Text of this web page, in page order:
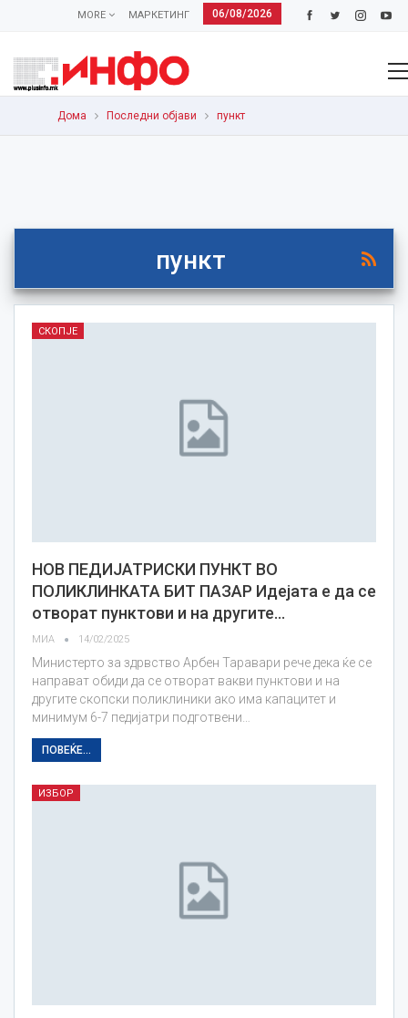
06/08/2026
МАРКЕТИНГ
MORE
Дома Последни објави пункт
пункт
СКОПЈЕ
НОВ ПЕДИЈАТРИСКИ ПУНКТ ВО
ПОЛИКЛИНКАТА БИТ ПАЗАР Идејата е да се
отворат пунктови и на другите…
МИА 14/02/2025
Министерто за здрвство Арбен Таравари рече дека ќе се
направат обиди да се отворат вакви пунктови и на
другите скопски поликлиники ако има капацитет и
минимум 6-7 педијатри подготвени…
ПОВЕЌЕ...
ИЗБОР